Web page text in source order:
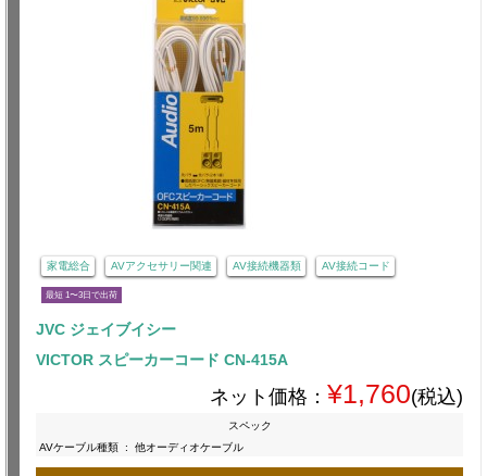
家電総合 AVアクセサリー関連 AV接続機器類 AV接続コード
最短 1〜3日で出荷
JVC ジェイブイシー
VICTOR スピーカーコード CN-415A
ネット価格： ¥1,760(税込)
スペック
AVケーブル種類 : 他オーディオケーブル